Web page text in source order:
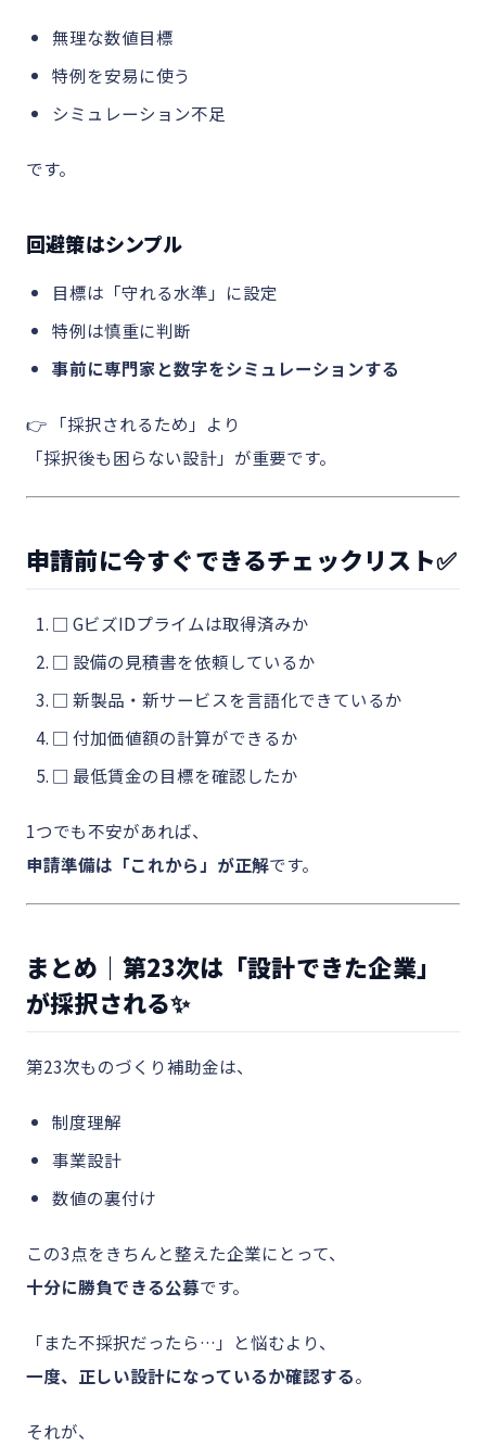
無理な数値目標
特例を安易に使う
シミュレーション不足
です。
回避策はシンプル
目標は「守れる水準」に設定
特例は慎重に判断
事前に専門家と数字をシミュレーションする
👉 「採択されるため」より
「採択後も困らない設計」が重要です。
申請前に今すぐできるチェックリスト✅
□ GビズIDプライムは取得済みか
□ 設備の見積書を依頼しているか
□ 新製品・新サービスを言語化できているか
□ 付加価値額の計算ができるか
□ 最低賃金の目標を確認したか
1つでも不安があれば、
申請準備は「これから」が正解です。
まとめ｜第23次は「設計できた企業」
が採択される✨
第23次ものづくり補助金は、
制度理解
事業設計
数値の裏付け
この3点をきちんと整えた企業にとって、
十分に勝負できる公募です。
「また不採択だったら…」と悩むより、
一度、正しい設計になっているか確認する。
それが、